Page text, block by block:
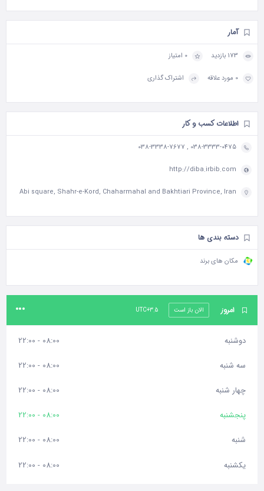
آمار
173 بازدید 0 امتیاز
0 مورد علاقه اشتراک گذاری
اطلاعات کسب و کار
038-3333-0475 , 038-3338-7677
http://diba.irbib.com
Abi square, Shahr-e-Kord, Chaharmahal and Bakhtiari Province, Iran
دسته بندی ها
مکان های برند
امروز الان باز است UTC+3.5
دوشنبه 08:00 - 22:00
سه شنبه 08:00 - 22:00
چهار شنبه 08:00 - 22:00
پنجشنبه 08:00 - 22:00
شنبه 08:00 - 22:00
یکشنبه 08:00 - 22:00